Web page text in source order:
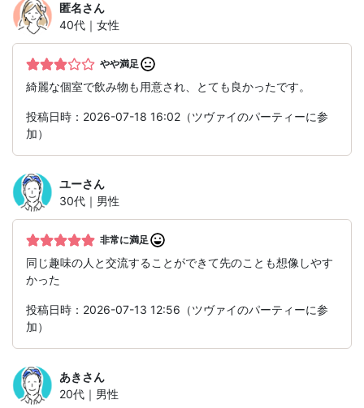
匿名さん
40代｜女性
やや満足
綺麗な個室で飲み物も用意され、とても良かったです。
投稿日時：2026-07-18 16:02（ツヴァイのパーティーに参
加）
ユーさん
30代｜男性
非常に満足
同じ趣味の人と交流することができて先のことも想像しやす
かった
投稿日時：2026-07-13 12:56（ツヴァイのパーティーに参
加）
あきさん
20代｜男性